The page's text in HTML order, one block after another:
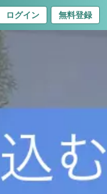
ログイン 無料登録